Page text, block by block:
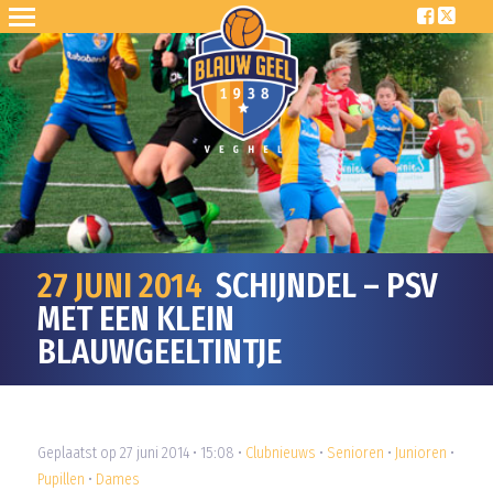
27 JUNI 2014 SCHIJNDEL – PSV
MET EEN KLEIN
BLAUWGEELTINTJE
Geplaatst op 27 juni 2014 • 15:08 • Clubnieuws • Senioren • Junioren •
Pupillen • Dames